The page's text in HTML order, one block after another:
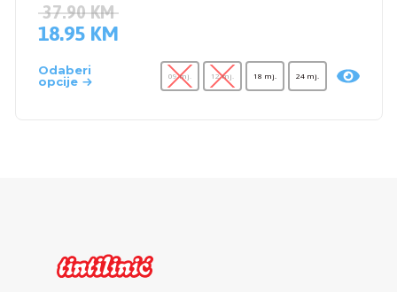
37.90KM
18.95 KM
Odaberi
opcije
09 mj. 12 mj. 18 mj. 24 mj.